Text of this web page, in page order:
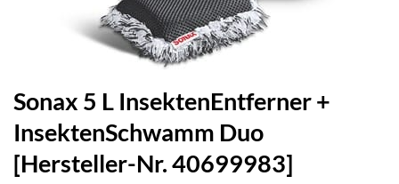
Sonax 5 L InsektenEntferner +
InsektenSchwamm Duo
[Hersteller-Nr. 40699983]